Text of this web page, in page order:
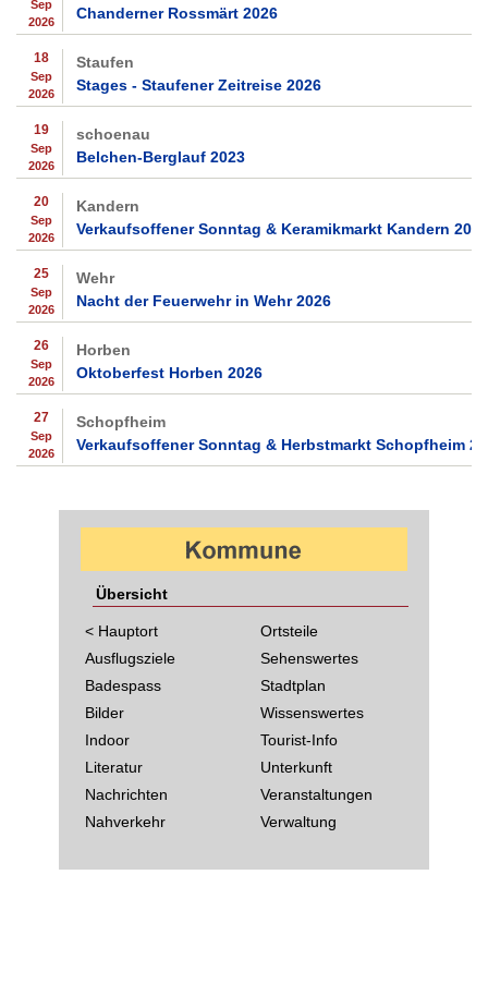
Sep
2026
Chanderner Rossmärt 2026
18
Sep
2026
Staufen
Stages - Staufener Zeitreise 2026
19
Sep
2026
schoenau
Belchen-Berglauf 2023
20
Sep
2026
Kandern
Verkaufsoffener Sonntag & Keramikmarkt Kandern 2026
25
Sep
2026
Wehr
Nacht der Feuerwehr in Wehr 2026
26
Sep
2026
Horben
Oktoberfest Horben 2026
27
Sep
2026
Schopfheim
Verkaufsoffener Sonntag & Herbstmarkt Schopfheim
Übersicht
< Hauptort
Ausflugsziele
Badespass
Bilder
Indoor
Literatur
Nachrichten
Nahverkehr
Ortsteile
Sehenswertes
Stadtplan
Wissenswertes
Tourist-Info
Unterkunft
Veranstaltungen
Verwaltung